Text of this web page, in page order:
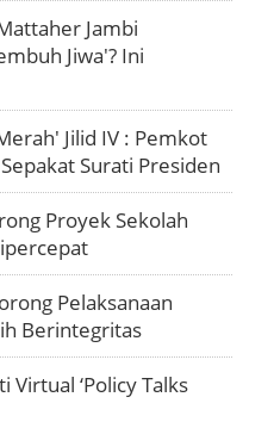
Jambi
Jiwa'? Ini
Jilid IV : Pemkot
Surati Presiden
Proyek Sekolah
Pelaksanaan
Berintegritas
‘Policy Talks